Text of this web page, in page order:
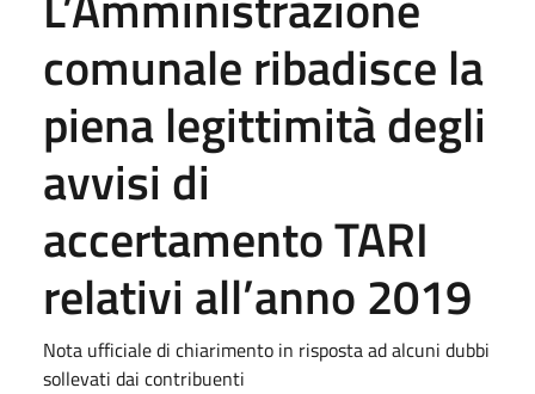
comunale ribadisce la
piena legittimità degli
avvisi di
accertamento TARI
relativi all’anno 2019
Nota ufficiale di chiarimento in risposta ad alcuni dubbi
sollevati dai contribuenti